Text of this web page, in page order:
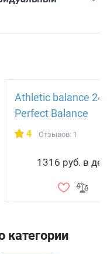
Athletic balance
Perfect Balance
4 Отзывов: 1
1316 руб. в
категории